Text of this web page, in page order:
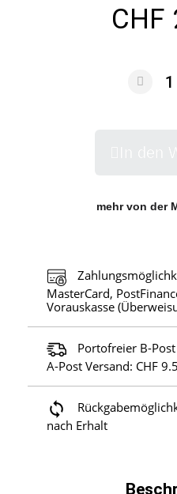
CHF
mehr von der
MasterCard,
Vorauskasse
Portofreier B-
A-Post Versand: CHF
nach Erhalt